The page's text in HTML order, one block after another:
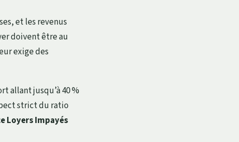
et les revenus
doivent être au
exige des
allant jusqu’à 40 %
strict du ratio
Loyers Impayés